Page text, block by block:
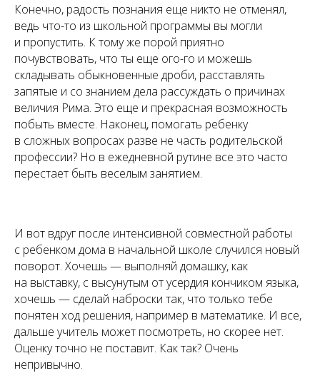
Конечно, радость познания еще никто не отменял,
ведь что-то из школьной программы вы могли
и пропустить. К тому же порой приятно
почувствовать, что ты еще ого-го и можешь
складывать обыкновенные дроби, расставлять
запятые и со знанием дела рассуждать о причинах
величия Рима. Это еще и прекрасная возможность
побыть вместе. Наконец, помогать ребенку
в сложных вопросах разве не часть родительской
профессии? Но в ежедневной рутине все это часто
перестает быть веселым занятием.
И вот вдруг после интенсивной совместной работы
с ребенком дома в начальной школе случился новый
поворот. Хочешь — выполняй домашку, как
на выставку, с высунутым от усердия кончиком языка,
хочешь — сделай наброски так, что только тебе
понятен ход решения, например в математике. И все,
дальше учитель может посмотреть, но скорее нет.
Оценку точно не поставит. Как так? Очень
непривычно.